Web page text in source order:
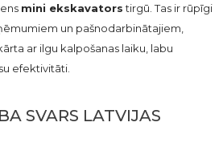
mini ekskavatorstirgū. Tas ir rūpīgi
un pašnodarbinātajiem,
ar ilgu kalpošanas laiku, labu
efektivitāti.
SVARS LATVIJAS